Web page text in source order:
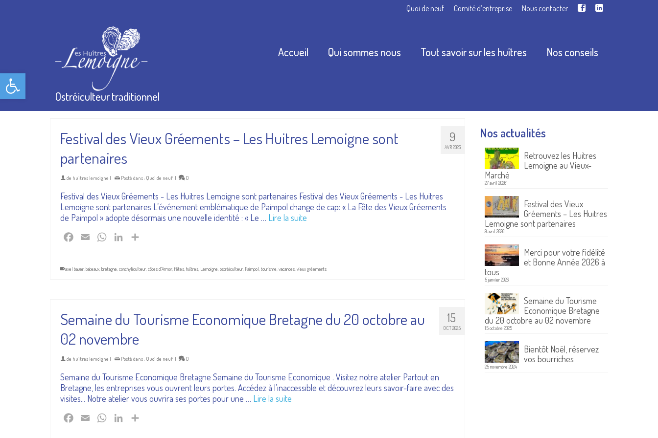
Ouvrir la barre d’outils
Quoi de neuf Comité d’entreprise Nous contacter
Ostréiculteur traditionnel
Accueil Qui sommes nous Tout savoir sur les huîtres Nos conseils
9
AVR 2026
Festival des Vieux Gréements – Les Huitres Lemoigne sont
partenaires
de huitres lemoigne | Posté dans : Quoi de neuf | 0
Festival des Vieux Gréements - Les Huitres Lemoigne sont partenaires Festival des Vieux Gréements - Les Huitres
Lemoigne sont partenaires L’événement emblématique de Paimpol change de cap: « La Fête des Vieux Gréements
de Paimpol » adopte désormais une nouvelle identité : « Le … Lire la suite
Facebook
Email WhatsApp
LinkedIn
axel bauer bateaux bretagne conchyliculteur côtes d'Armor fêtes huîtres Lemoigne ostréiculteur Paimpol tourisme vacances vieux gréements
15
OCT 2025
Semaine du Tourisme Economique Bretagne du 20 octobre au
02 novembre
de huitres lemoigne | Posté dans : Quoi de neuf | 0
Semaine du Tourisme Economique Bretagne Semaine du Tourisme Economique . Visitez notre atelier Partout en
Bretagne, les entreprises vous ouvrent leurs portes. Accédez à l’inaccessible et découvrez leurs savoir-faire avec des
visites... Notre atelier vous ouvrira ses portes pour une … Lire la suite
Facebook
Email WhatsApp
LinkedIn
Nos actualités
Retrouvez les Huitres
Lemoigne au Vieux-
Marché
27 avril 2026
Festival des Vieux
Gréements – Les Huitres
Lemoigne sont partenaires
9 avril 2026
Merci pour votre fidélité
et Bonne Année 2026 à
tous
5 janvier 2026
Semaine du Tourisme
Economique Bretagne
du 20 octobre au 02 novembre
15 octobre 2025
Bientôt Noël, réservez
vos bourriches
25 novembre 2024